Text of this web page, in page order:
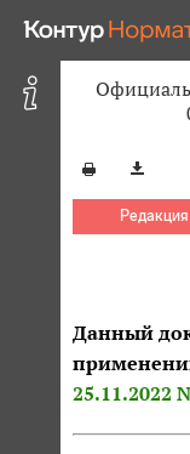
Данный
25.11.2022